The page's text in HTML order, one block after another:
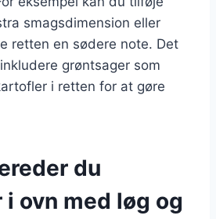
smagsdimension eller
retten en sødere note. Det
grøntsager som
i retten for at gøre
du
ovn med løg og